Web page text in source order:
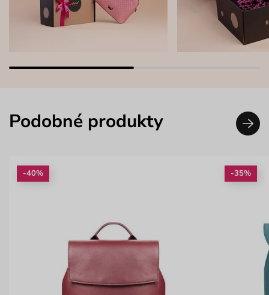
Podobné produkty
-40% -35%